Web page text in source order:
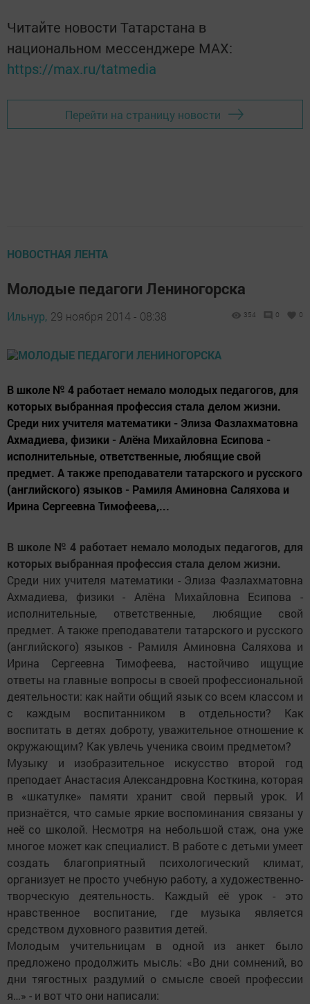
Читайте новости Татарстана в
национальном мессенджере MАХ:
https://max.ru/tatmedia
Перейти на страницу новости
НОВОСТНАЯ ЛЕНТА
Молодые педагоги Лениногорска
Ильнур, 29 ноября 2014 - 08:38 354 0 0
В школе № 4 работает немало молодых педагогов, для
которых выбранная профессия стала делом жизни.
Среди них учителя математики - Элиза Фазлахматовна
Ахмадиева, физики - Алёна Михайловна Есипова -
исполнительные, ответственные, любящие свой
предмет. А также преподаватели татарского и русского
(английского) языков - Рамиля Аминовна Саляхова и
Ирина Сергеевна Тимофеева,...
В школе № 4 работает немало молодых педагогов, для
которых выбранная профессия стала делом жизни.
Среди них учителя математики - Элиза Фазлахматовна
Ахмадиева, физики - Алёна Михайловна Есипова -
исполнительные, ответственные, любящие свой
предмет. А также преподаватели татарского и русского
(английского) языков - Рамиля Аминовна Саляхова и
Ирина Сергеевна Тимофеева, настойчиво ищущие
ответы на главные вопросы в своей профессиональной
деятельности: как найти общий язык со всем классом и
с каждым воспитанником в отдельности? Как
воспитать в детях доброту, уважительное отношение к
окружающим? Как увлечь ученика своим предметом?
Музыку и изобразительное искусство второй год
преподает Анастасия Александровна Косткина, которая
в «шкатулке» памяти хранит свой первый урок. И
признаётся, что самые яркие воспоминания связаны у
неё со школой. Несмотря на небольшой стаж, она уже
многое может как специалист. В работе с детьми умеет
создать благоприятный психологический климат,
организует не просто учебную работу, а художественно-
творческую деятельность. Каждый её урок - это
нравственное воспитание, где музыка является
средством духовного развития детей.
Молодым учительницам в одной из анкет было
предложено продолжить мысль: «Во дни сомнений, во
дни тягостных раздумий о смысле своей профессии
я…» - и вот что они написали: